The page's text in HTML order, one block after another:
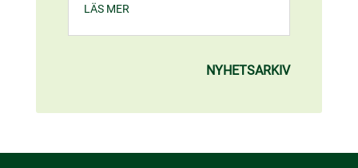
LÄS MER
NYHETSARKIV